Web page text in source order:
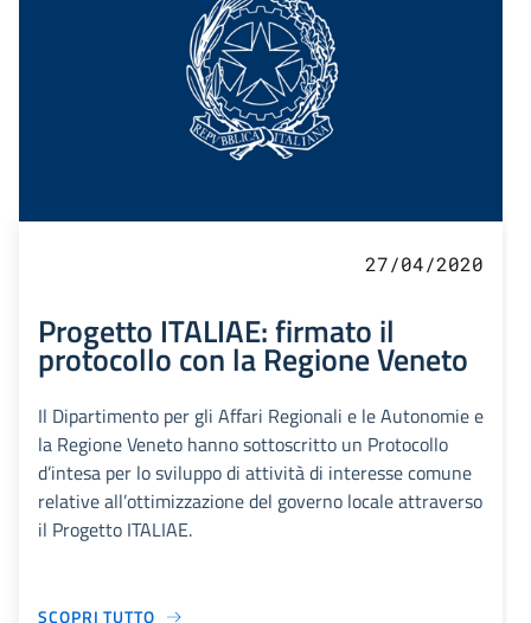
27/04/2020
Progetto ITALIAE: firmato il
protocollo con la Regione Veneto
Il Dipartimento per gli Affari Regionali e le Autonomie e
la Regione Veneto hanno sottoscritto un Protocollo
d’intesa per lo sviluppo di attività di interesse comune
relative all’ottimizzazione del governo locale attraverso
il Progetto ITALIAE.
SCOPRI TUTTO